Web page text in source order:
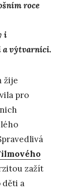
roce
i
a výtvarníci.
žije
pro
zažít
a